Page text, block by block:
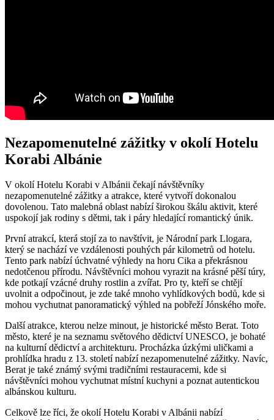
Nezapomenutelné ⁣zážitky​ v okolí Hotelu
Korabi Albánie
V okolí ⁢Hotelu‌ Korabi v Albánii ​čekají návštěvníky
nezapomenutelné ​zážitky a atrakce, které vytvoří dokonalou
dovolenou. Tato malebná oblast nabízí​ širokou škálu aktivit,⁢ které
uspokojí jak rodiny s dětmi, ⁣tak i páry hledající⁤ romantický⁢ únik.
První atrakcí, která stojí‌ za to navštívit, je Národní park Llogara,
který se nachází‌ ve⁤ vzdálenosti pouhých pár ⁣kilometrů od hotelu.
Tento park nabízí ⁤úchvatné výhledy ⁢na horu Cika a překrásnou ​
nedotčenou přírodu. Návštěvníci mohou vyrazit na‌ krásné pěší túry,
kde potkají vzácné​ druhy rostlin a​ zvířat. Pro ty,‍ kteří se chtějí
uvolnit ⁤a⁢ odpočinout,⁢ je zde také ⁤mnoho‌ vyhlídkových bodů, kde⁤ si
mohou‍ vychutnat panoramatický výhled na pobřeží Jónského moře.
Další atrakce,⁢ kterou ⁢nelze minout, je historické město Berat. Toto
město, které je na⁤ seznamu ⁢světového dědictví⁣ UNESCO, je bohaté
na kulturní dědictví a‌ architekturu. ⁤Procházka úzkými uličkami‌ a
prohlídka hradu⁢ z 13. století ‌nabízí nezapomenutelné zážitky.⁤ Navíc,
Berat‌ je také známý svými tradičními​ restauracemi, kde⁢ si
návštěvníci mohou vychutnat ‍místní kuchyni a poznat autentickou
albánskou ⁢kulturu.
Celkově lze říci, ‍že ‌okolí Hotelu Korabi v Albánii nabízí